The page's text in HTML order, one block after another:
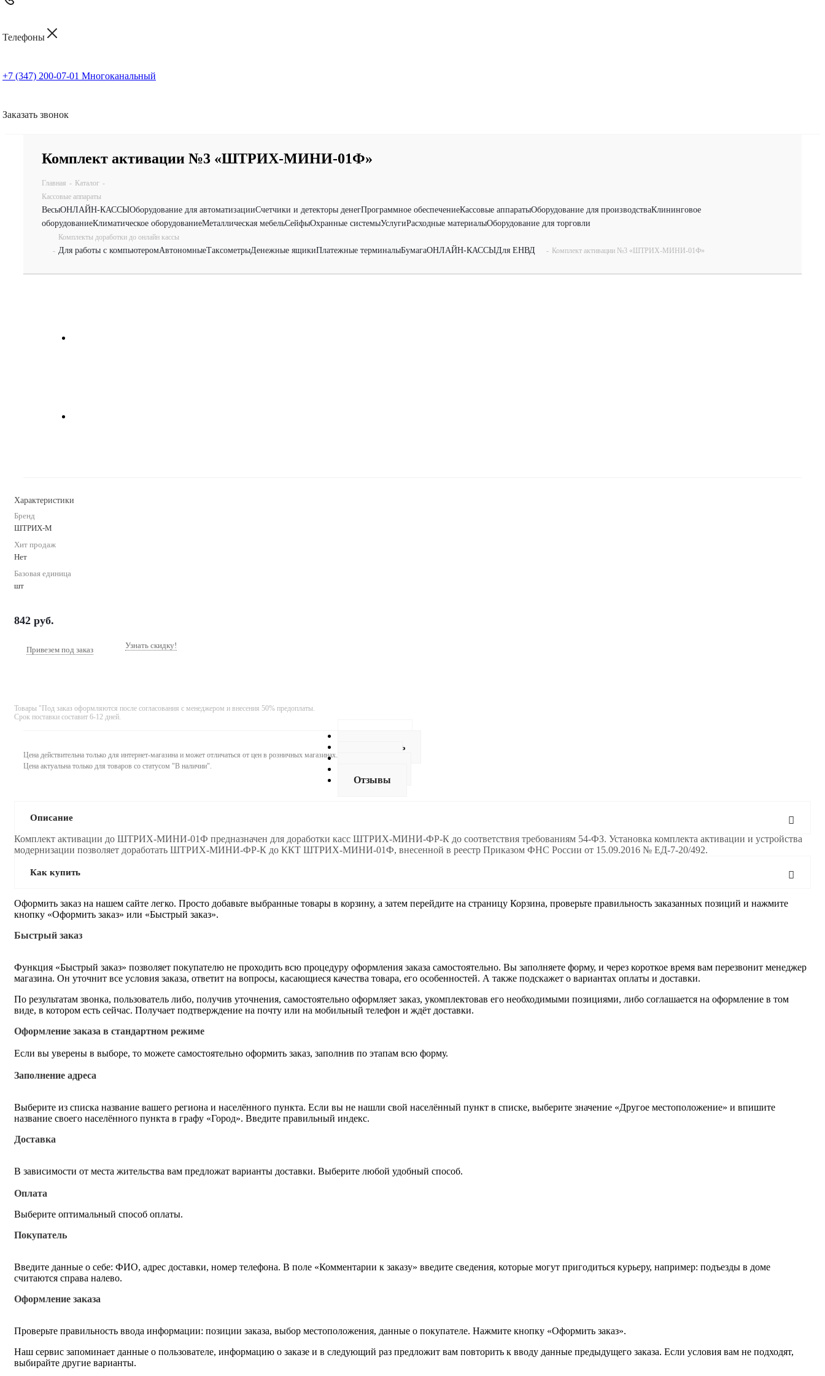
Телефоны
+7 (347) 200-07-01 Многоканальный
Заказать звонок
Комплект активации №3 «ШТРИХ-МИНИ-01Ф»
Главная - Каталог -
Кассовые аппараты
ВесыОНЛАЙН-КАССЫОборудование для автоматизацииСчетчики и детекторы денегПрограммное обеспечениеКассовые аппаратыОборудование для производстваКлининговое
оборудованиеКлиматическое оборудованиеМеталлическая мебельСейфыОхранные системыУслугиРасходные материалыОборудование для торговли
-
Комплекты доработки до онлайн кассы
Для работы с компьютеромАвтономныеТаксометрыДенежные ящикиПлатежные терминалыБумагаОНЛАЙН-КАССЫДля ЕНВД - Комплект активации №3 «ШТРИХ-МИНИ-01Ф»
Характеристики
Бренд
ШТРИХ-М
Хит продаж
Нет
Базовая единица
шт
842 руб.
Привезем под заказ Узнать скидку!
Товары "Под заказ оформляются после согласования с менеджером и внесения 50% предоплаты.
Срок поставки составит 6-12 дней.
Цена действительна только для интернет-магазина и может отличаться от цен в розничных магазинах.
Цена актуальна только для товаров со статусом "В наличии".
Как купить
Отзывы
Описание
Комплект активации до ШТРИХ-МИНИ-01Ф предназначен для доработки касс ШТРИХ-МИНИ-ФР-К до соответствия требованиям 54-ФЗ. Установка комплекта активации и устройства
модернизации позволяет доработать ШТРИХ-МИНИ-ФР-К до ККТ ШТРИХ-МИНИ-01Ф, внесенной в реестр Приказом ФНС России от 15.09.2016 № ЕД-7-20/492.
Как купить
Оформить заказ на нашем сайте легко. Просто добавьте выбранные товары в корзину, а затем перейдите на страницу Корзина, проверьте правильность заказанных позиций и нажмите
кнопку «Оформить заказ» или «Быстрый заказ».
Быстрый заказ
Функция «Быстрый заказ» позволяет покупателю не проходить всю процедуру оформления заказа самостоятельно. Вы заполняете форму, и через короткое время вам перезвонит менеджер
магазина. Он уточнит все условия заказа, ответит на вопросы, касающиеся качества товара, его особенностей. А также подскажет о вариантах оплаты и доставки.
По результатам звонка, пользователь либо, получив уточнения, самостоятельно оформляет заказ, укомплектовав его необходимыми позициями, либо соглашается на оформление в том
виде, в котором есть сейчас. Получает подтверждение на почту или на мобильный телефон и ждёт доставки.
Оформление заказа в стандартном режиме
Если вы уверены в выборе, то можете самостоятельно оформить заказ, заполнив по этапам всю форму.
Заполнение адреса
Выберите из списка название вашего региона и населённого пункта. Если вы не нашли свой населённый пункт в списке, выберите значение «Другое местоположение» и впишите
название своего населённого пункта в графу «Город». Введите правильный индекс.
Доставка
В зависимости от места жительства вам предложат варианты доставки. Выберите любой удобный способ.
Оплата
Выберите оптимальный способ оплаты.
Покупатель
Введите данные о себе: ФИО, адрес доставки, номер телефона. В поле «Комментарии к заказу» введите сведения, которые могут пригодиться курьеру, например: подъезды в доме
считаются справа налево.
Оформление заказа
Проверьте правильность ввода информации: позиции заказа, выбор местоположения, данные о покупателе. Нажмите кнопку «Оформить заказ».
Наш сервис запоминает данные о пользователе, информацию о заказе и в следующий раз предложит вам повторить к вводу данные предыдущего заказа. Если условия вам не подходят,
выбирайте другие варианты.